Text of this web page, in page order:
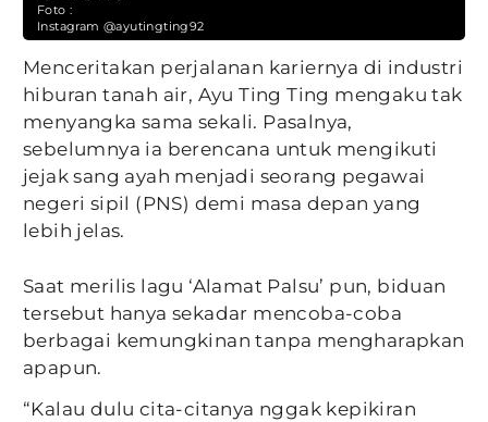
Foto :
Instagram @ayutingting92
Menceritakan perjalanan kariernya di industri
hiburan tanah air, Ayu Ting Ting mengaku tak
menyangka sama sekali. Pasalnya,
sebelumnya ia berencana untuk mengikuti
jejak sang ayah menjadi seorang pegawai
negeri sipil (PNS) demi masa depan yang
lebih jelas.
Saat merilis lagu ‘Alamat Palsu’ pun, biduan
tersebut hanya sekadar mencoba-coba
berbagai kemungkinan tanpa mengharapkan
apapun.
“Kalau dulu cita-citanya nggak kepikiran